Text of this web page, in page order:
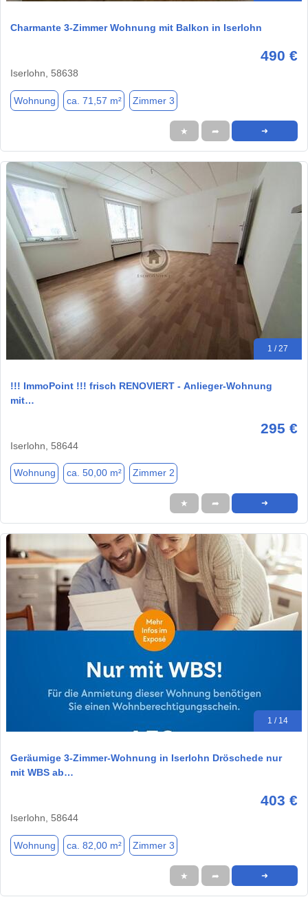
Charmante 3-Zimmer Wohnung mit Balkon in Iserlohn
490 €
Iserlohn, 58638
Wohnung ca. 71,57 m² Zimmer 3
★ ➦ ➜
1 / 27
!!! ImmoPoint !!! frisch RENOVIERT - Anlieger-Wohnung
mit…
295 €
Iserlohn, 58644
Wohnung ca. 50,00 m² Zimmer 2
★ ➦ ➜
1 / 14
Geräumige 3-Zimmer-Wohnung in Iserlohn Dröschede nur
mit WBS ab…
403 €
Iserlohn, 58644
Wohnung ca. 82,00 m² Zimmer 3
★ ➦ ➜